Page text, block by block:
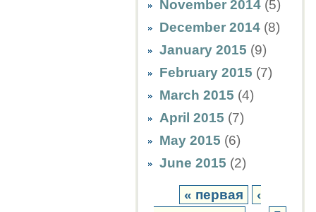
November 2014 (5)
December 2014 (8)
January 2015 (9)
February 2015 (7)
March 2015 (4)
April 2015 (7)
May 2015 (6)
June 2015 (2)
« первая
‹